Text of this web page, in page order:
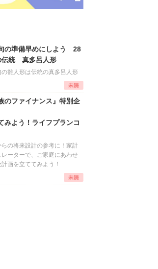
の準備早めにしよう 28
伝統 真多呂人形
の雛人形は伝統の真多呂人形
のファイナンス』特別企
みよう！ライフプランコ
らの将来設計の参考に！家計
レーターで、ご家庭にあわせ
画を立ててみよう！